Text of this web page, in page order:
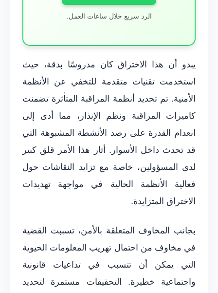
الرد سريع خلال ساعات العمل.
يبدو أن هذا الاختراق كان مدروسًا بدقة، حيث
استخدمت تقنيات متقدمة للتخفي عن الأنظمة
الأمنية. تم تحديد أنظمة المراقبة المتأثرة تضمنت
كاميرات المراقبة ونظم الإنذار، مما أدى إلى
انعدام القدرة على رصد الأنشطة المشبوهة التي
قد تحدث داخل الأسوار. أثار هذا الأمر قلق كبير
لدى المسؤولين، خاصة مع تزايد النقاشات حول
فعالية الأنظمة الحالية في مواجهة تهديدات
الاختراق المتزايدة.
بجانب المخاوف المتعلقة بالأمن، تسببت القضية
في مخاوف من احتمال تهريب المعلومات الحيوية
التي يمكن أن تتسبب في تداعيات قانونية
واجتماعية خطيرة. التحقيقات مستمرة لتحديد